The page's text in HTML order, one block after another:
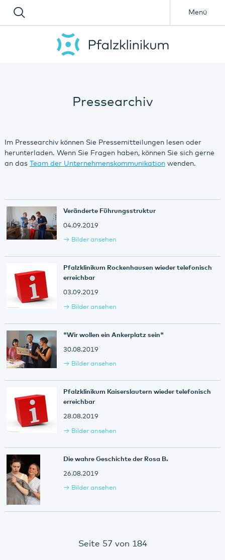
Menü
Pressearchiv
Im Pressearchiv können Sie Pressemitteilungen lesen oder
herunterladen. Wenn Sie Fragen haben, können Sie sich gerne
an das Team der Unternehmenskommunikationwenden.
Veränderte Führungsstruktur
04.09.2019
Bilder ansehen
Pfalzklinikum Rockenhausen wieder telefonisch
erreichbar
03.09.2019
Bilder ansehen
"Wir wollen ein Ankerplatz sein"
30.08.2019
Bilder ansehen
Pfalzklinikum Kaiserslautern wieder telefonisch
erreichbar
28.08.2019
Bilder ansehen
Die wahre Geschichte der Rosa B.
26.08.2019
Bilder ansehen
Seite 57 von 184